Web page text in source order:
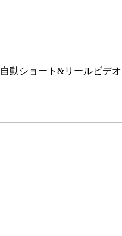
動ショート&リールビデ